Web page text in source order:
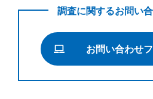
シ
調査に関するお問い
お問い合わせ